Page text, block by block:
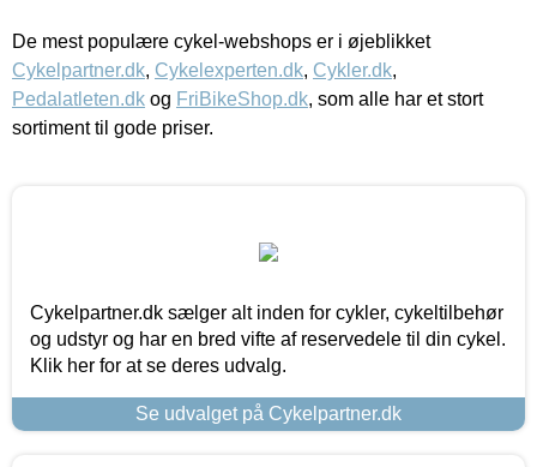
De mest populære cykel-webshops er i øjeblikket
Cykelpartner.dk, Cykelexperten.dk, Cykler.dk,
Pedalatleten.dk og FriBikeShop.dk, som alle har et stort
sortiment til gode priser.
Cykelpartner.dk sælger alt inden for cykler, cykeltilbehør
og udstyr og har en bred vifte af reservedele til din cykel.
Klik her for at se deres udvalg.
Se udvalget på Cykelpartner.dk